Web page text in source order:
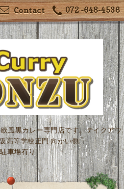
072 -648-4536
Contact
風黒カレー専門店です。テイクアウ
高等学校正門 向かい側
車場有り